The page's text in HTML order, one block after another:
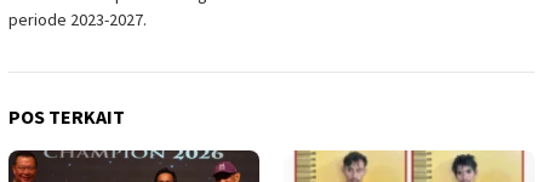
periode 2023-2027.
POS TERKAIT